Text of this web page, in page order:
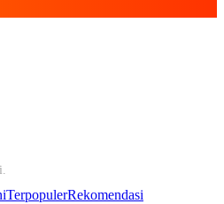
TerpopulerRekomendasi